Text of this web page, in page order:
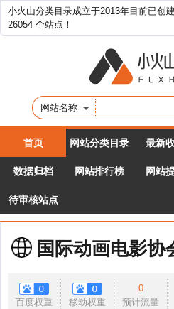
小火山分类目录成立于2013年目前已创
26054 个站点！
网站名称
首页 网站分类目录 最新
数据归档 网站排行榜 网站
待审核站点
国际动画电影协
百度权重 移动权重
0
预计流量